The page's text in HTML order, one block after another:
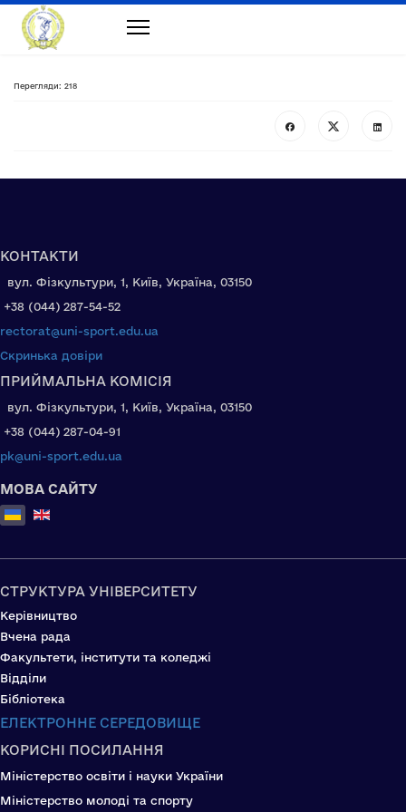
Перегляди: 218
КОНТАКТИ
вул. Фізкультури, 1, Київ, Україна, 03150
+38 (044) 287-54-52
rectorat@uni-sport.edu.ua
Скринька довіри
ПРИЙМАЛЬНА КОМІСІЯ
вул. Фізкультури, 1, Київ, Україна, 03150
+38 (044) 287-04-91
pk@uni-sport.edu.ua
МОВА САЙТУ
Оберіть свою мову
СТРУКТУРА УНІВЕРСИТЕТУ
Керівництво
Вчена рада
Факультети, інститути та коледжі
Відділи
Бібліотека
ЕЛЕКТРОННЕ СЕРЕДОВИЩЕ
КОРИСНІ ПОСИЛАННЯ
Міністерство освіти і науки України
Міністерство молоді та спорту